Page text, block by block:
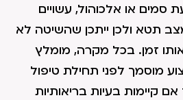
או אלכוהול, עשויים
תטא ולכן ייתכן שהשיטה לא
זמן. בכל מקרה, מומלץ
מוסמך לפני תחילת טיפול
קיימות בעיות בריאותיות